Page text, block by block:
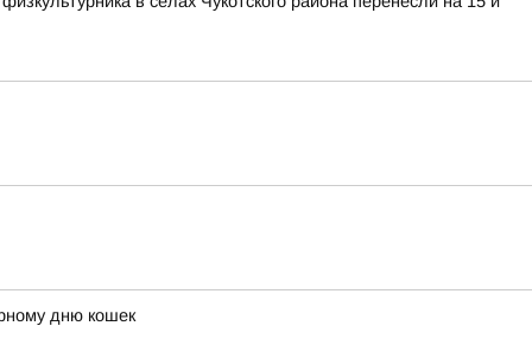
дню кошек